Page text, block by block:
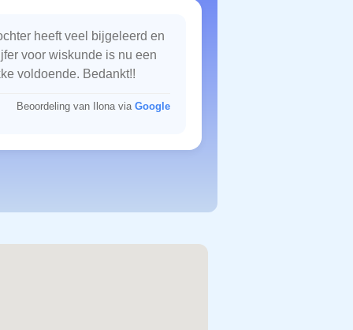
heeft veel bijgeleerd en
voor wiskunde is nu een
voldoende. Bedankt!!
Beoordeling van Ilona via Google